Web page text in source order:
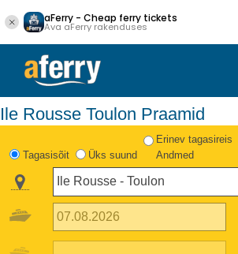
aFerry - Cheap ferry tickets
Ava aFerry rakenduses
Ile Rousse Toulon Praamid
Tagasisõit Üks suund
Erinev tagasireis
Andmed